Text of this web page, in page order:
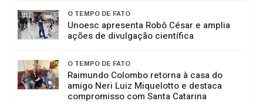
O TEMPO DE FATO
Unoesc apresenta Robô César e amplia
ações de divulgação científica
O TEMPO DE FATO
Raimundo Colombo retorna à casa do
amigo Neri Luiz Miquelotto e destaca
compromisso com Santa Catarina